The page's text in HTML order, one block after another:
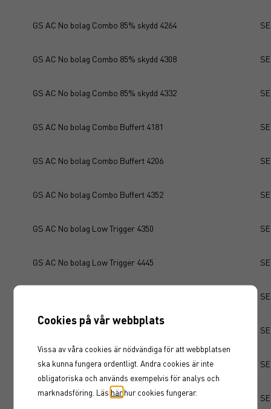
GS AC No bolag Combo 85% skydd 4264
GS AC No bolag Combo 85% skydd 4308
GS AC No bolag Combo 85% skydd 4332
GS AC No bolag Combo Buffert 4181
GS AC No bolag Combo Buffert 4206
GS AC No bolag Combo Buffert 4352
GS AC No bolag Low Trigger 4350
GS AC No bolag Low Trigger 4445
GS AC No bolag Mån KSK 4205
GS AC No bolag Mån PM 4324
GS AC No bolag Mån PM 4380
Cookies på vår webbplats
Vissa av våra cookies är nödvändiga för att webbplatsen
ska kunna fungera ordentligt. Andra cookies är inte
obligatoriska och används exempelvis för analys och
marknadsföring. Läs här hur cookies fungerar.